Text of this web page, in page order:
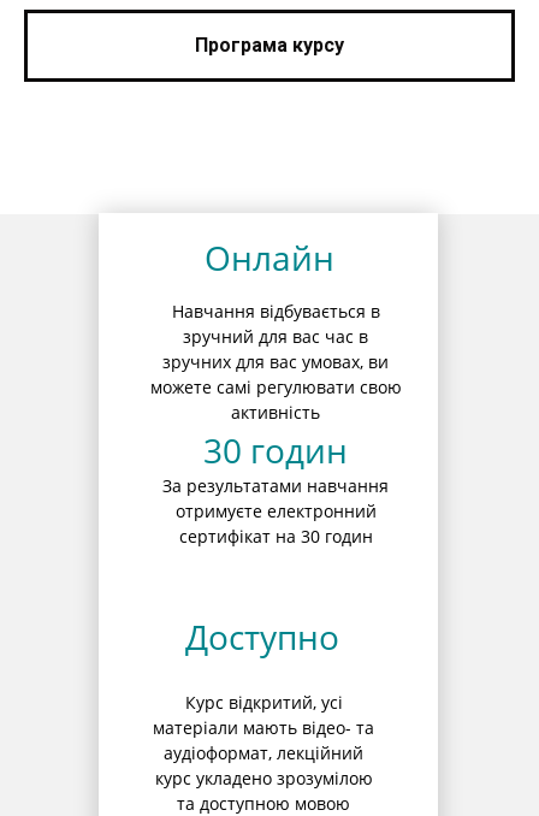
Програма курсу
За результатами навчання
отримуєте електронний
сертифікат на 30 годин
30 годин
Доступно
Курс відкритий, усі
матеріали мають відео- та
аудіоформат, лекційний
курс укладено зрозумілою
та доступною мовою
Онлайн
Навчання відбувається в
зручний для вас час в
зручних для вас умовах, ви
можете самі регулювати свою
активність